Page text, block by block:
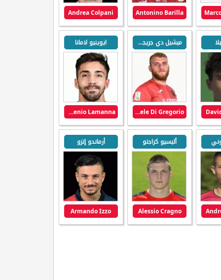
Antonino Barilla
Andrea Colpani
ميشيل دي جريجوريو
Michele Di Gregorio
ايوينيو لامانا
Eugenio Lamanna
أليسيو كراجنو
Alessio Cragno
أرماندو إتزو
Armando Izzo